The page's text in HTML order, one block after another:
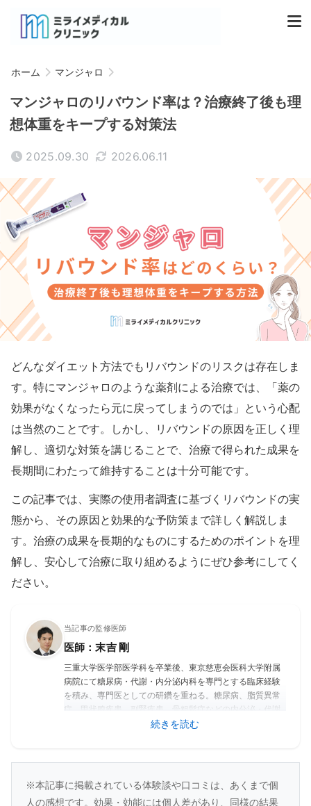
ホーム マンジャロ
マンジャロのリバウンド率は？治療終了後も理
想体重をキープする対策法
2025.09.30 2026.06.11
どんなダイエット方法でもリバウンドのリスクは存在しま
す。特にマンジャロのような薬剤による治療では、「薬の
効果がなくなったら元に戻ってしまうのでは」という心配
は当然のことです。しかし、リバウンドの原因を正しく理
解し、適切な対策を講じることで、治療で得られた成果を
長期間にわたって維持することは十分可能です。
この記事では、実際の使用者調査に基づくリバウンドの実
態から、その原因と効果的な予防策まで詳しく解説しま
す。治療の成果を長期的なものにするためのポイントを理
解し、安心して治療に取り組めるようにぜひ参考にしてく
ださい。
当記事の監修医師
医師：末吉 剛
三重大学医学部医学科を卒業後、東京慈恵会医科大学附属
病院にて糖尿病・代謝・内分泌内科を専門とする臨床経験
を積み、専門医としての研鑽を重ねる。糖尿病、脂質異常
症、甲状腺疾患、副腎疾患、骨粗鬆症などの内分泌・代謝
疾患に幅広く対応し、生活習慣病を含む慢性疾患の包括的
活背景を重視したきめ細やかな医療を実践している。
続きを読む
※本記事に掲載されている体験談や口コミは、あくまで個
人の感想です。効果・効能には個人差があり、同様の結果